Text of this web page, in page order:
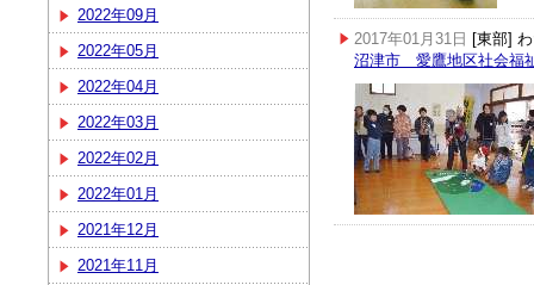
2022年09月
2022年05月
2022年04月
2022年03月
2022年02月
2022年01月
2021年12月
2021年11月
2017年01月31日 [東部]
沼津市 愛鷹地区社会福